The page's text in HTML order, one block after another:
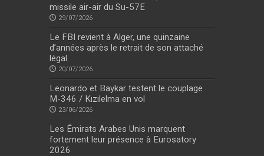
missile air-air du Su-57E
29/07/2026
Le FBI revient à Alger, une quinzaine
d’années après le retrait de son attaché
légal
20/07/2026
Leonardo et Baykar testent le couplage
M-346 / Kızılelma en vol
23/06/2026
Les Émirats Arabes Unis marquent
fortement leur présence à Eurosatory
2026